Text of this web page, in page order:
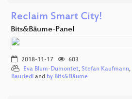
Reclaim Smart City!
Bits&Bäume-Panel
2018-11-17
603
Eva Blum-Dumontet, Stefan Kaufmann,
Bauriedl and by Bits&Bäume